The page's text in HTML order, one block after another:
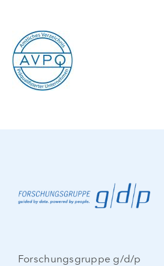
Forschungsgruppe g/d/p